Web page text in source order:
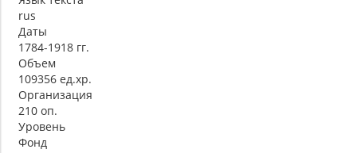
rus
Даты
1784-1918 гг.
Объем
109356 ед.хр.
Организация
210 оп.
Уровень
Фонд